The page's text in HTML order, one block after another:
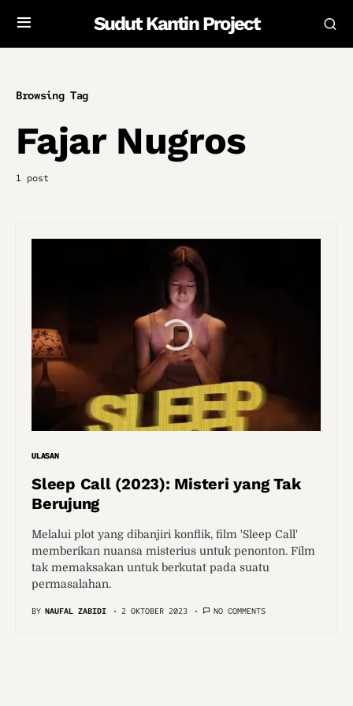
Sudut Kantin Project
Browsing Tag
Fajar Nugros
1 post
ULASAN
Sleep Call (2023): Misteri yang Tak
Berujung
Melalui plot yang dibanjiri konflik, film 'Sleep Call'
memberikan nuansa misterius untuk penonton. Film
tak memaksakan untuk berkutat pada suatu
permasalahan.
BY NAUFAL ZABIDI 2 OKTOBER 2023 NO COMMENTS